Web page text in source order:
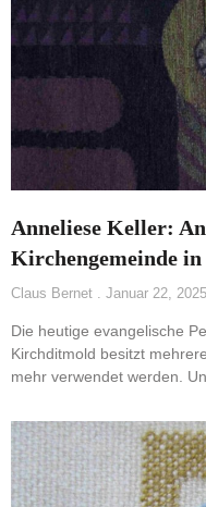
Anneliese Keller:
Kirchengemeinde
Claus Bernet Januar 22, 2025
Die heutige evangelische
Kirchditmold besitzt
mehr verwendet werden.